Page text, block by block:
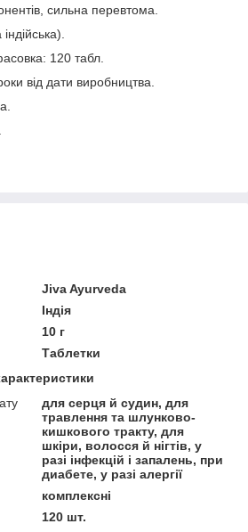
сильна перевтома.
120 табл.
від дати виробництва.
Jiva Ayurveda
Індія
10 г
Таблетки
для серця й судин, для
травлення та шлунково-
кишкового тракту, для
шкіри, волосся й нігтів, у
разі інфекцій і запалень, при
диабете, у разі алергії
комплексні
120 шт.